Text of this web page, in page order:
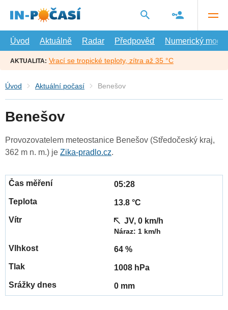
hlavní
Úvod
Aktuálně Radar Předpověď Numerický model
AKTUALITA: Vrací se tropické teploty, zítra až 35 °C
Úvod Aktuální počasí Benešov
Benešov
Provozovatelem meteostanice Benešov (Středočeský kraj,
362 m n. m.) je Zika-pradlo.cz.
05:28
13.8 °C
JV, 0 km/h
Náraz: 1 km/h
64 %
1008 hPa
0 mm